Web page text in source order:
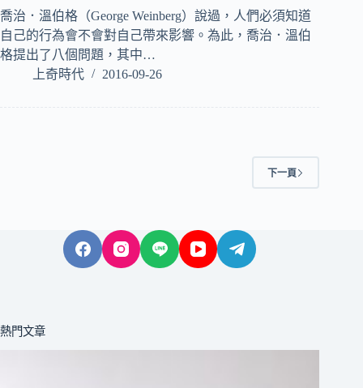
喬治．溫伯格（George Weinberg）說過，人們必須知道
自己的行為會不會對自己帶來影響。為此，喬治．溫伯
格提出了八個問題，其中…
上奇時代
2016-09-26
下一頁
熱門文章